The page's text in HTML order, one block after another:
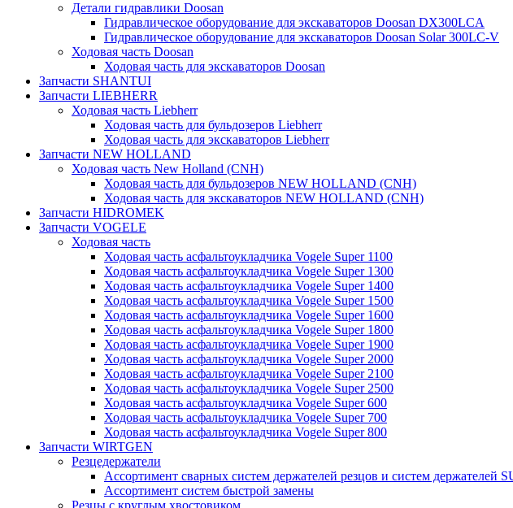
Детали гидравлики Doosan
Гидравлическое оборудование для экскаваторов Doosan DX300LCA
Гидравлическое оборудование для экскаваторов Doosan Solar 300LC-V
Ходовая часть Doosan
Ходовая часть для экскаваторов Doosan
Запчасти SHANTUI
Запчасти LIEBHERR
Ходовая часть Liebherr
Ходовая часть для бульдозеров Liebherr
Ходовая часть для экскаваторов Liebherr
Запчасти NEW HOLLAND
Ходовая часть New Holland (CNH)
Ходовая часть для бульдозеров NEW HOLLAND (CNH)
Ходовая часть для экскаваторов NEW HOLLAND (CNH)
Запчасти HIDROMEK
Запчасти VOGELE
Ходовая часть
Ходовая часть асфальтоукладчика Vogele Super 1100
Ходовая часть асфальтоукладчика Vogele Super 1300
Ходовая часть асфальтоукладчика Vogele Super 1400
Ходовая часть асфальтоукладчика Vogele Super 1500
Ходовая часть асфальтоукладчика Vogele Super 1600
Ходовая часть асфальтоукладчика Vogele Super 1800
Ходовая часть асфальтоукладчика Vogele Super 1900
Ходовая часть асфальтоукладчика Vogele Super 2000
Ходовая часть асфальтоукладчика Vogele Super 2100
Ходовая часть асфальтоукладчика Vogele Super 2500
Ходовая часть асфальтоукладчика Vogele Super 600
Ходовая часть асфальтоукладчика Vogele Super 700
Ходовая часть асфальтоукладчика Vogele Super 800
Запчасти WIRTGEN
Резцедержатели
Ассортимент сварных систем держателей резцов и систем держателей
Ассортимент систем быстрой замены
Резцы с круглым хвостовиком